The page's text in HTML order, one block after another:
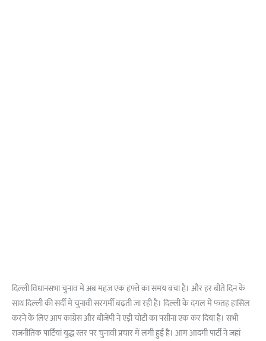
दिल्ली विधानसभा चुनाव में अब महज एक हफ्ते का समय बचा है। और हर बीते दिन के
साथ दिल्ली की सर्दी में चुनावी सरगर्मी बढ़ती जा रही है। दिल्ली के दंगल में फतह हासिल
करने के लिए आप कांग्रेस और बीजेपी ने एड़ी चोटी का पसीना एक कर दिया है। सभी
राजनीतिक पार्टियां युद्ध स्तर पर चुनावी प्रचार में लगी हुई है। आम आदमी पार्टी ने जहां